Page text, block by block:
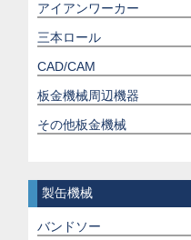
アイアンワーカー
三本ロール
CAD/CAM
板金機械周辺機器
その他板金機械
製缶機械
バンドソー